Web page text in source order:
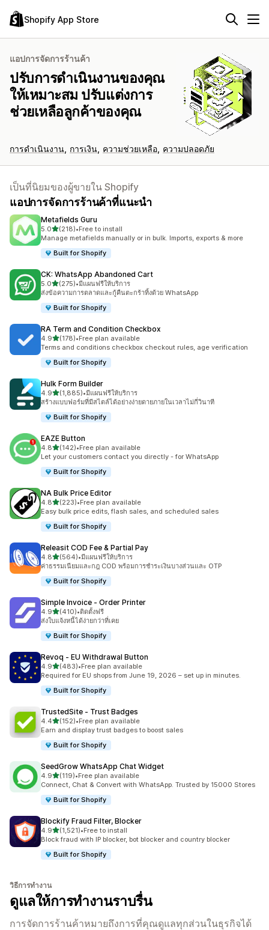
Shopify App Store
แอปการจัดการร้านค้า
ปรับการดำเนินงานของคุณ
ให้เหมาะสม ปรับแต่งการ
ช่วยเหลือลูกค้าของคุณ
การดำเนินงาน การเงิน ความช่วยเหลือ ความปลอดภัย
เป็นที่นิยมของผู้ขายใน Shopify
แอปการจัดการร้านค้าที่แนะนำ
Metafields Guru
5.0เต็ม 5 ดาว
(218)
ทั้งหมด 218 รีวิว
•Free to install
Manage metafields manually or in bulk. Imports, exports & more
Built for Shopify
CK: WhatsApp Abandoned Cart
5.0เต็ม 5 ดาว
(275)
ทั้งหมด 275 รีวิว
•มีแผนฟรีให้บริการ
ส่งข้อความการตลาดและกู้คืนตะกร้าทิ้งด้วย WhatsApp
Built for Shopify
RA Term and Condition Checkbox
4.9เต็ม 5 ดาว
(178)
ทั้งหมด 178 รีวิว
•Free plan available
Terms and conditions checkbox checkout rules, age verification
Built for Shopify
Hulk Form Builder
4.9เต็ม 5 ดาว
(1,885)
ทั้งหมด 1885 รีวิว
•มีแผนฟรีให้บริการ
สร้างแบบฟอร์มที่มีสไตล์ได้อย่างง่ายดายภายในเวลาไม่กี่วินาที
Built for Shopify
EAZE Button
4.8เต็ม 5 ดาว
(142)
ทั้งหมด 142 รีวิว
•Free plan available
Let your customers contact you directly - for WhatsApp
Built for Shopify
NA Bulk Price Editor
4.8เต็ม 5 ดาว
(223)
ทั้งหมด 223 รีวิว
•Free plan available
Easy bulk price edits, flash sales, and scheduled sales
Built for Shopify
Releasit COD Fee & Partial Pay
4.8เต็ม 5 ดาว
(564)
ทั้งหมด 564 รีวิว
•มีแผนฟรีให้บริการ
ค่าธรรมเนียมและกฎ COD พร้อมการชำระเงินบางส่วนและ OTP
Built for Shopify
Simple Invoice ‑ Order Printer
4.9เต็ม 5 ดาว
(410)
ทั้งหมด 410 รีวิว
•ติดตั้งฟรี
ส่งใบแจ้งหนี้ได้ง่ายกว่าที่เคย
Built for Shopify
Revoq ‑ EU Withdrawal Button
4.9เต็ม 5 ดาว
(483)
ทั้งหมด 483 รีวิว
•Free plan available
Required for EU shops from June 19, 2026 – set up in minutes.
Built for Shopify
TrustedSite ‑ Trust Badges
4.4เต็ม 5 ดาว
(152)
ทั้งหมด 152 รีวิว
•Free plan available
Earn and display trust badges to boost sales
Built for Shopify
SeedGrow WhatsApp Chat Widget
4.9เต็ม 5 ดาว
(119)
ทั้งหมด 119 รีวิว
•Free plan available
Connect, Chat & Convert with WhatsApp. Trusted by 15000 Stores
Built for Shopify
Blockify Fraud Filter, Blocker
4.9เต็ม 5 ดาว
(1,521)
ทั้งหมด 1521 รีวิว
•Free to install
Block fraud with IP blocker, bot blocker and country blocker
Built for Shopify
วิธีการทำงาน
ดูแลให้การทำงานราบรื่น
การจัดการร้านค้าหมายถึงการที่คุณดูแลทุกส่วนในธุรกิจได้